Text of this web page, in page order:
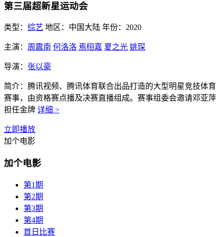
第三届超新星运动会
类型： 综艺 地区： 中国大陆 年份： 2020
主演： 周震南 何洛洛 焉栩嘉 夏之光 姚琛
导演： 张以豪
简介： 腾讯视频、腾讯体育联合出品打造的大型明星竞技体育
赛事，由资格赛点播及决赛直播组成。赛事组委会邀请邓亚萍
担任金牌 详细 >
立即播放
加个电影
加个电影
第1期
第2期
第3期
第4期
首日比赛